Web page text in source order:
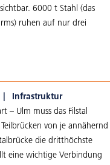
6000 t Stahl (das
ruhen auf nur drei
Infrastruktur
– Ulm muss das Filstal
von je annähernd
die dritthöchste
eine wichtige Verbindung